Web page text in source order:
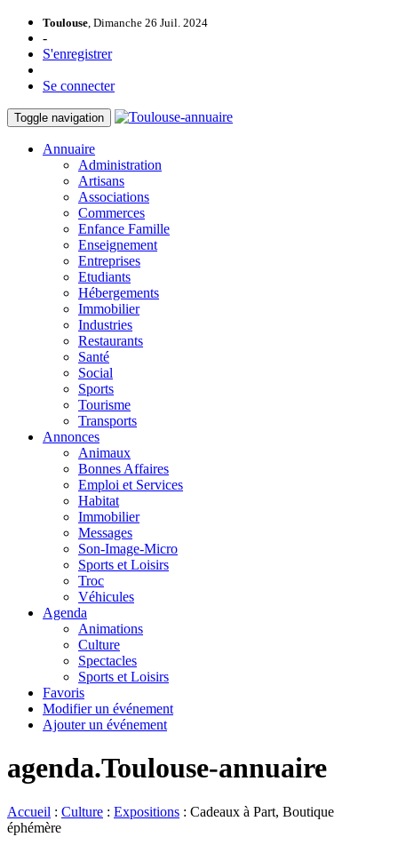
Toulouse, Dimanche 26 Juil. 2024
-
S'enregistrer
Se connecter
Toggle navigation
Annuaire
Administration
Artisans
Associations
Commerces
Enfance Famille
Enseignement
Entreprises
Etudiants
Hébergements
Immobilier
Industries
Restaurants
Santé
Social
Sports
Tourisme
Transports
Annonces
Animaux
Bonnes Affaires
Emploi et Services
Habitat
Immobilier
Messages
Son-Image-Micro
Sports et Loisirs
Troc
Véhicules
Agenda
Animations
Culture
Spectacles
Sports et Loisirs
Favoris
Modifier un événement
Ajouter un événement
agenda.Toulouse-annuaire
Accueil : Culture : Expositions : Cadeaux à Part, Boutique
éphémère